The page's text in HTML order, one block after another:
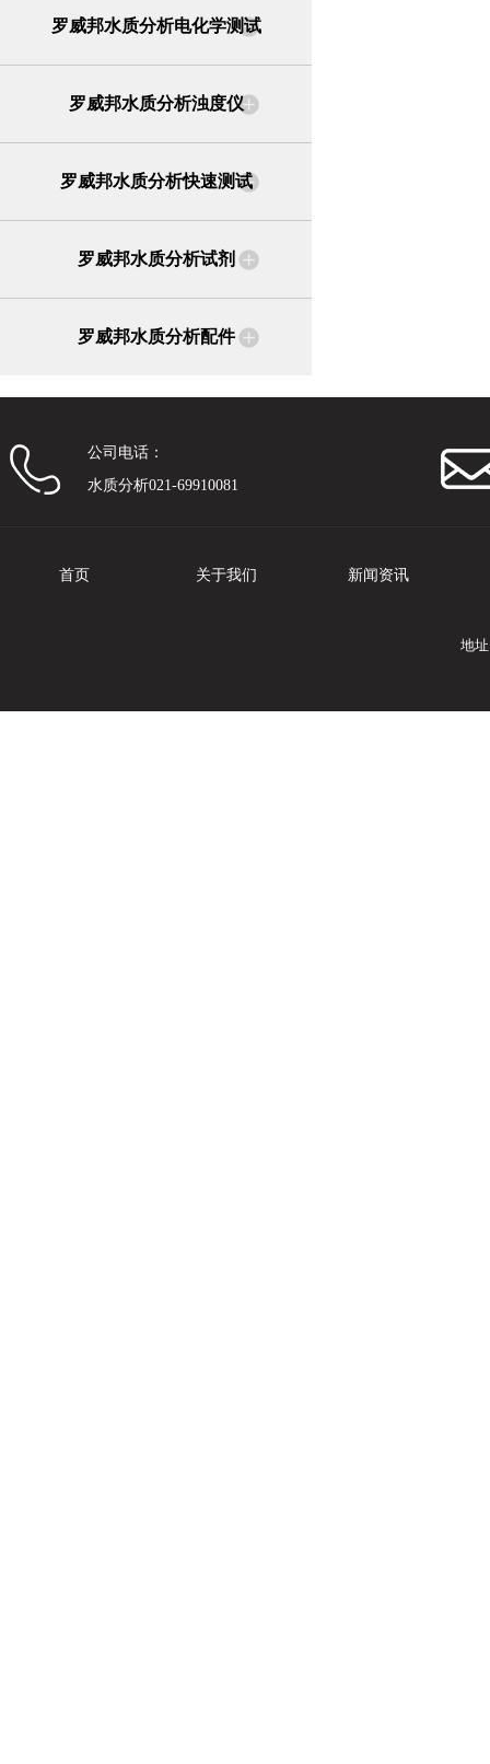
罗威邦水质分析电化学测试
罗威邦水质分析浊度仪
罗威邦水质分析快速测试
罗威邦水质分析试剂
罗威邦水质分析配件
公司电话：
水质分析021-69910081
首页 关于我们 新闻资讯
地